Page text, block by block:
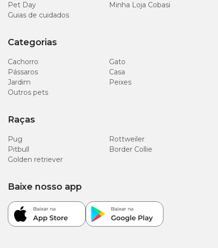
Pet Day
Minha Loja Cobasi
Guias de cuidados
Categorias
Cachorro
Gato
Pássaros
Casa
Jardim
Peixes
Outros pets
Raças
Pug
Rottweiler
Pitbull
Border Collie
Golden retriever
Baixe nosso app